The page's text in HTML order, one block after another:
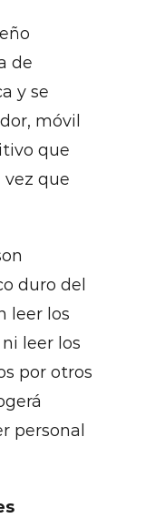
de
y se
móvil
que
vez que
duro del
leer los
leer los
por otros
personal